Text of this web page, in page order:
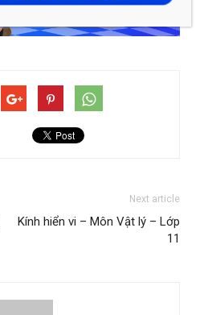
Next article
Kính hiển vi – Môn Vật lý – Lớp
11